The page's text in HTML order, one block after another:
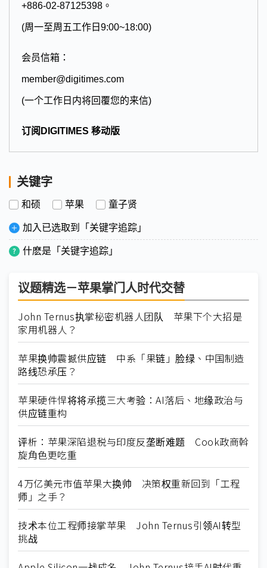
+886-02-87125398。
(周一至周五工作日9:00~18:00)
会员信箱：
member@digitimes.com
(一个工作日内将回覆您的来信)
订阅DIGITIMES 移动版
关键字
和硕 苹果 童子贤
加入已选取到「关键字追踪」
什麽是「关键字追踪」
议题精选－苹果掌门人时代交替
John Ternus执掌秘密机器人团队 苹果下个大招是
家用机器人？
苹果换帅震撼供应链 中系「果链」脸绿、中国制造
路线恐承压？
苹果硬件悍将将承揽三大考验：AI落后、地缘政治与
供应链重构
评析：苹果深陷退税与印度反垄断难题 Cook政商斡
旋角色更吃重
4万亿美元市值苹果大换帅 决策权重新回到「工程
师」之手？
技术本位工程师接掌苹果 John Ternus引领AI转型
挑战